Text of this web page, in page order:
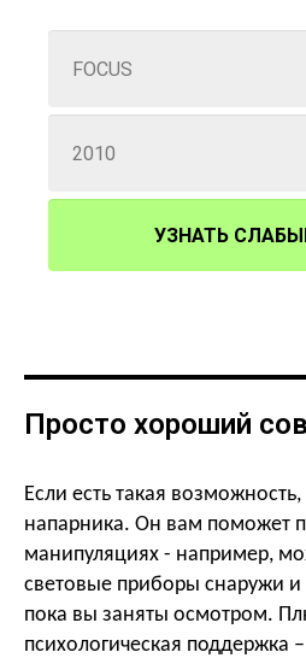
УЗНАТЬ
Просто хороший
Если есть такая
напарника. Он вам поможет
манипуляциях - например,
световые приборы снаружи и
пока вы заняты осмотром.
психологическая поддержка